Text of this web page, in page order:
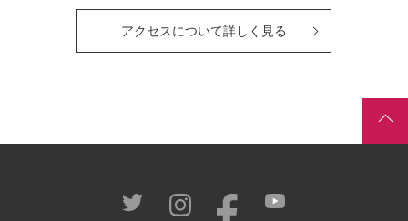
アクセスについて詳しく見る